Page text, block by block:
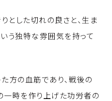
とした切れの良さと、生ま
う独特な雰囲気を持って
方の血筋であり、戦後の
時を作り上げた功労者の